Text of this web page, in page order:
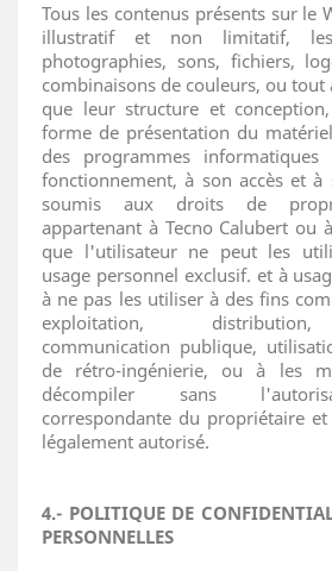
Tous les contenus présents sur le
illustratif et non limitatif,
photographies, sons, fichiers,
combinaisons de couleurs, ou tout
que leur structure et
forme de présentation du
des programmes informatiques
fonctionnement, à son accès et
soumis aux droits de
appartenant à Tecno Calubert ou
que l'utilisateur ne peut les
usage personnel exclusif. et à
à ne pas les utiliser à des fins
exploitation,
communication publique,
de rétro-ingénierie, ou à les
décompiler sans
correspondante du propriétaire
légalement autorisé.
4.- POLITIQUE DE
PERSONNELLES